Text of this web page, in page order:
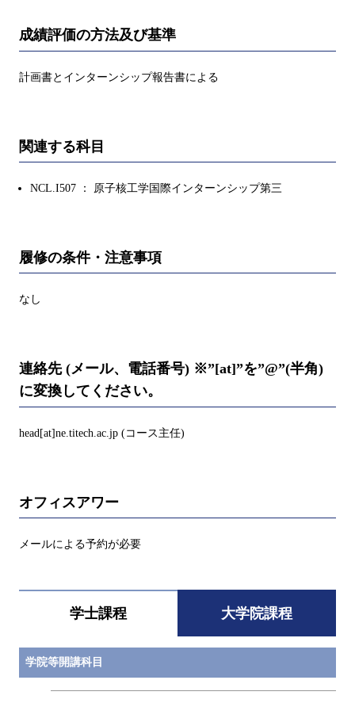
成績評価の方法及び基準
計画書とインターンシップ報告書による
関連する科目
NCL.I507 ： 原子核工学国際インターンシップ第三
履修の条件・注意事項
なし
連絡先 (メール、電話番号) ※”[at]”を”@”(半角)
に変換してください。
head[at]ne.titech.ac.jp (コース主任)
オフィスアワー
メールによる予約が必要
学士課程 大学院課程
学院等開講科目